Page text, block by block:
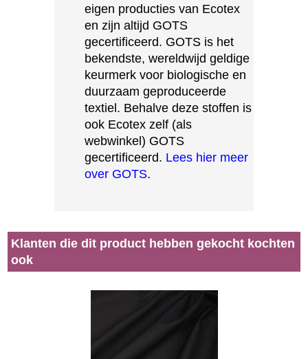
eigen producties van Ecotex
en zijn altijd GOTS
gecertificeerd. GOTS is het
bekendste, wereldwijd geldige
keurmerk voor biologische en
duurzaam geproduceerde
textiel. Behalve deze stoffen is
ook Ecotex zelf (als
webwinkel) GOTS
gecertificeerd. Lees hier meer
over GOTS.
Klanten die dit product hebben gekocht kochten
ook